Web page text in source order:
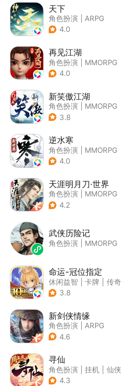
天下
角色扮演
ARPG
| 武侠
4.0
再见江湖
角色扮演
MMORPG
| 武侠
4.0
新笑傲江湖
角色扮演
MMORPG
| 小说改编
3.8
逆水寒
角色扮演
MMORPG
| 武侠
4.0
天涯明月刀·世界
角色扮演
MMORPG
| 武侠
4.2
武侠历险记
角色扮演 MMORPG
命运-冠位指定
休闲益智 卡牌
传奇
| 命运
3.8
新剑侠情缘
角色扮演
ARPG
| 武侠
4.6
寻仙
角色扮演 挂机
仙侠
| 寻仙
4.3